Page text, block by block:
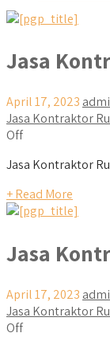
Jasa
April 17, 2023
Jasa Kontraktor
Off
Jasa Kontraktor
+ Read More
Jasa
April 17, 2023
Jasa Kontraktor
Off